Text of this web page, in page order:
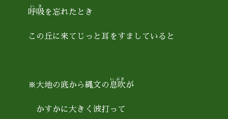
呼吸
いき
を忘れたとき
この丘に来てじっと耳をすましていると
※大地の底から縄文の 息吹
いぶき
が
かすかに大きく波打って